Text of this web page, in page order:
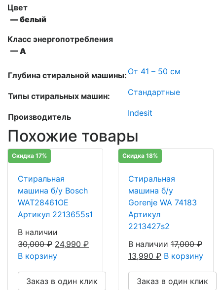
Цвет
— белый
Класс энергопотребления
— A
Глубина стиральной машины: От 41 – 50 см
Типы стиральных машин: Стандартные
Производитель Indesit
Похожие товары
Скидка 17%
Стиральная
машина б/у Bosch
WAT28461OE
Артикул 2213655s1
В наличии
30,000₽ 24,990 ₽
В корзину
Заказ в один клик
Скидка 18%
Стиральная
машина б/у
Gorenje WA 74183
Артикул
2213427s2
В наличии 17,000₽
13,990 ₽ В корзину
Заказ в один клик